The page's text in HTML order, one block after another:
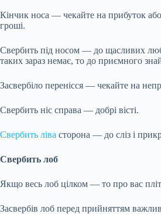
Кінчик носа — чекайте на прибуток або
гроші.
Свербить під носом — до щасливих
таких зараз немає, то до приємного
Засвербіло перенісся — чекайте на
Свербить ніс справа — добрі вісті.
Свербить ліва сторона — до сліз і
Свербить лоб
Якщо весь лоб цілком — то про вас
Засвербів лоб перед прийняттям